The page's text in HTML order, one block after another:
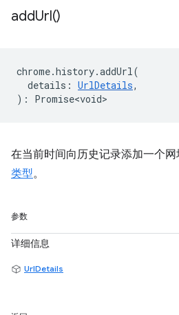
addUrl()
chrome.history.addUrl(
details : UrlDetails,
) : Promise<void>
在当前时间向历史记录添加一个网
类型。
参数
详细信息
UrlDetails